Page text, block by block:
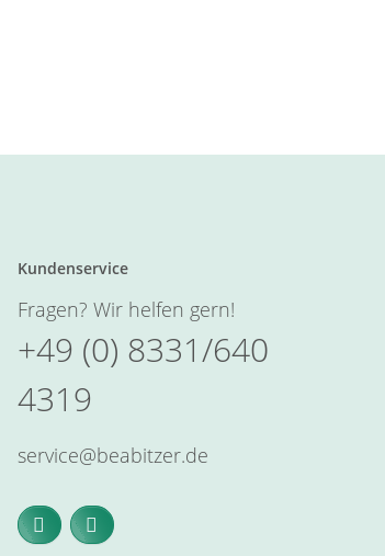
Kundenservice
Fragen? Wir helfen gern!
+49 (0) 8331/640
4319
service@beabitzer.de